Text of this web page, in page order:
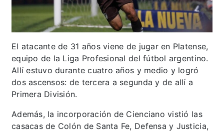
El atacante de 31 años viene de jugar en Platense,
equipo de la Liga Profesional del fútbol argentino.
Allí estuvo durante cuatro años y medio y logró
dos ascensos: de tercera a segunda y de allí a
Primera División.
Además, la incorporación de Cienciano vistió las
casacas de Colón de Santa Fe, Defensa y Justicia,